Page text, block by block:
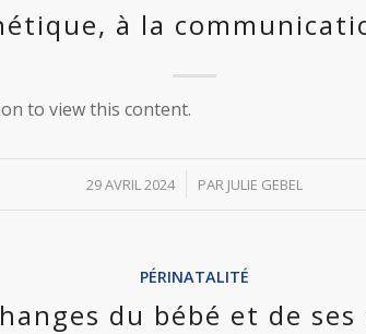
à la
to view this content.
29 AVRIL 2024
/ PAR JULIE GEBEL
PÉRINATALITÉ
du bébé et de